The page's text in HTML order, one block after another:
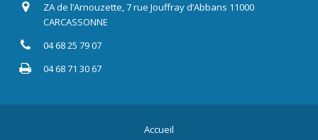
ZA de l’Arnouzette, 7 rue Jouffray d’Abbans 11000
CARCASSONNE
04 68 25 79 07
04 68 71 30 67
Accueil